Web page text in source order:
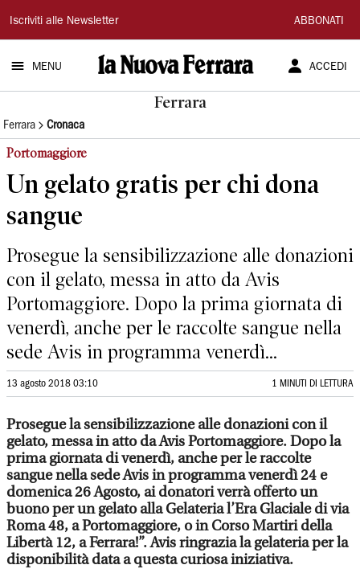
La
Nuova
Ferrara
Iscriviti alle Newsletter ABBONATI
MENU ACCEDI
Ferrara
Ferrara Cronaca
Portomaggiore
Un gelato gratis per chi dona
sangue
Prosegue la sensibilizzazione alle donazioni
con il gelato, messa in atto da Avis
Portomaggiore. Dopo la prima giornata di
venerdì, anche per le raccolte sangue nella
sede Avis in programma venerdì...
13 agosto 2018 03:10 1 MINUTI DI LETTURA
Prosegue la sensibilizzazione alle donazioni con il
gelato, messa in atto da Avis Portomaggiore. Dopo la
prima giornata di venerdì, anche per le raccolte
sangue nella sede Avis in programma venerdì 24 e
domenica 26 Agosto, ai donatori verrà offerto un
buono per un gelato alla Gelateria l’Era Glaciale di via
Roma 48, a Portomaggiore, o in Corso Martiri della
Libertà 12, a Ferrara!”. Avis ringrazia la gelateria per la
disponibilità data a questa curiosa iniziativa.